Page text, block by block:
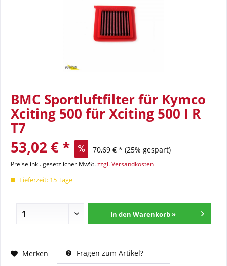
BMC Sportluftfilter für Kymco
Xciting 500 für Xciting 500 I R
T7
53,02 € * 70,69 € * (25% gespart)
Preise inkl. gesetzlicher MwSt.zzgl. Versandkosten
Lieferzeit: 15 Tage
In den Warenkorb »
Merken Fragen zum Artikel?